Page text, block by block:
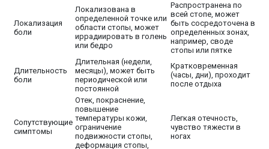
Локализация
боли
Локализована в
определенной точке или
области стопы, может
иррадиировать в голень
или бедро
Распространена по
всей стопе, может
быть сосредоточена в
определенных зонах,
например, своде
стопы или пятке
Длительность
боли
Длительная (недели,
месяцы), может быть
периодической или
постоянной
Кратковременная
(часы, дни), проходит
после отдыха
Сопутствующие
симптомы
Отек, покраснение,
повышение
температуры кожи,
ограничение
подвижности стопы,
деформация стопы,
Легкая отечность,
чувство тяжести в
ногах